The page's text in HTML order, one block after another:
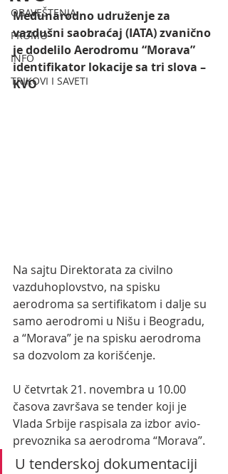
OBAVEŠTENJA
PROMO
INFO
TRIKOVI I SAVETI
Međunarodno udruženje za
vazdušni saobraćaj (IATA) zvanično
je dodelilo Aerodromu “Morava”
identifikator lokacije sa tri slova –
KVO
Na sajtu Direktorata za civilno
vazduhoplovstvo, na spisku
aerodroma sa sertifikatom i dalje su
samo aerodromi u Nišu i Beogradu,
a “Morava” je na spisku aerodroma
sa dozvolom za korišćenje.
U četvrtak 21. novembra u 10.00
časova završava se tender koji je
Vlada Srbije raspisala za izbor avio-
prevoznika sa aerodroma “Morava”.
U tenderskoj dokumentaciji